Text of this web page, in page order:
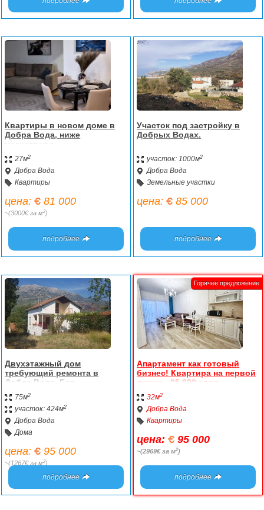
Квартиры в новом доме в
Добра Вода, ниже
27м2
Добра Вода
Квартиры
цена: 81 000
~(3000€ за м2)
подробнее
Участок под застройку в
Добрых Водах.
участок: 1000м2
Добра Вода
Земельные участки
цена: 85 000
подробнее
Двухэтажный дом
требующий ремонта в
Добра Вода, Бар
75м2
участок: 424м2
Добра Вода
Дома
цена: 95 000
~(1267€ за м2)
подробнее
Апартамент как готовый
бизнес! Квартира на первой
линии - 95 000 евро
32м2
Добра Вода
Квартиры
цена: 95 000
~(2969€ за м2)
подробнее